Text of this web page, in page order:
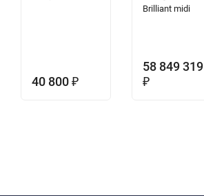
40 800 ₽
Brilliant midi
58 849 319
₽